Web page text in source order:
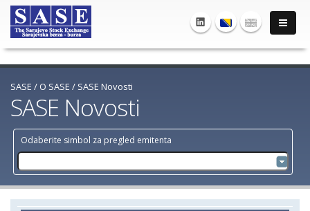
SASE / O SASE / SASE Novosti
Odaberite simbol za pregled emitenta
SASE Novosti